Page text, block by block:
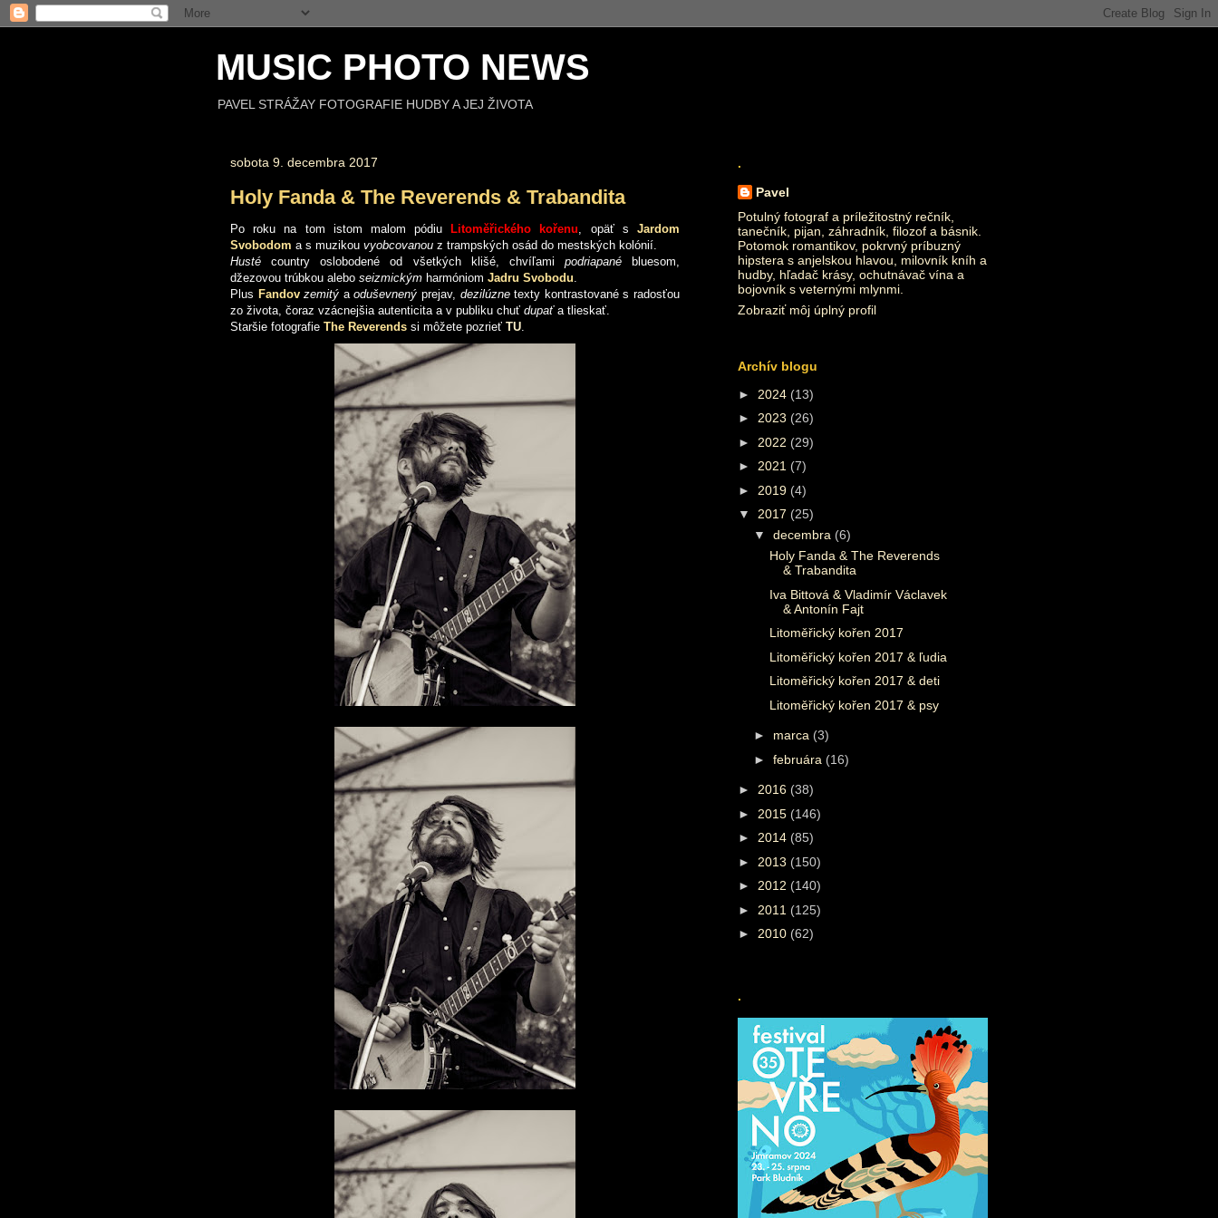
MUSIC PHOTO NEWS
PAVEL STRÁŽAY FOTOGRAFIE HUDBY A JEJ ŽIVOTA
sobota 9. decembra 2017
Holy Fanda & The Reverends & Trabandita
Po roku na tom istom malom pódiu Litoměřického kořenu, opäť sJardom
Svobodom a s muzikou vyobcovanou z trampských osád do mestských kolónií.
Husté country oslobodené od všetkých klišé, chvíľami podriapanébluesom,
džezovou trúbkou alebo seizmickým harmóniom Jadru Svobodu.
Plus Fandov zemitý aoduševnený prejav, dezilúznetexty kontrastované s radosťou
zo života, čoraz vzácnejšia autenticita a v publiku chuť dupaťa tlieskať.
Staršie fotografie The Reverends si môžete pozrieť TU.
.
Pavel
Potulný fotograf a príležitostný rečník,
tanečník, pijan, záhradník, filozof a básnik.
Potomok romantikov, pokrvný príbuzný
hipstera s anjelskou hlavou, milovník kníh a
hudby, hľadač krásy, ochutnávač vína a
bojovník s veternými mlynmi.
Zobraziť môj úplný profil
Archív blogu
► 2024 (13)
► 2023 (26)
► 2022 (29)
► 2021 (7)
► 2019 (4)
▼ 2017 (25)
▼ decembra (6)
Holy Fanda & The Reverends
& Trabandita
Iva Bittová & Vladimír Václavek
& Antonín Fajt
Litoměřický kořen 2017
Litoměřický kořen 2017 & ľudia
Litoměřický kořen 2017 & deti
Litoměřický kořen 2017 & psy
► marca (3)
► februára (16)
► 2016 (38)
► 2015 (146)
► 2014 (85)
► 2013 (150)
► 2012 (140)
► 2011 (125)
► 2010 (62)
.